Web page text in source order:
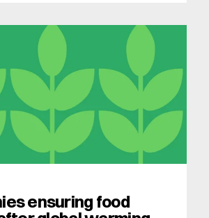
ensuring food